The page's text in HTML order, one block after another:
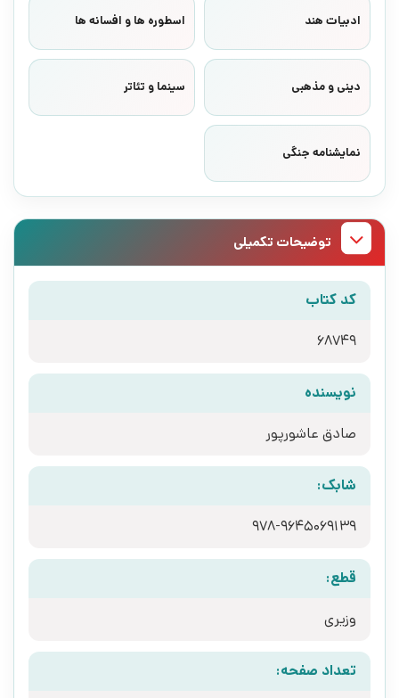
ادبیات هند اسطوره ها و افسانه ها
دینی و مذهبی سینما و تئاتر
نمایشنامه جنگی
توضیحات تکمیلی
کد کتاب
68749
نویسنده
صادق عاشورپور
شابک:
978-9645069139
قطع:
وزیری
تعداد صفحه: